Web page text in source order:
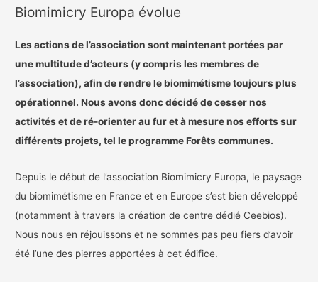
Biomimicry Europa évolue
Les actions de l’association sont maintenant portées par
une multitude d’acteurs (y compris les membres de
l’association), afin de rendre le biomimétisme toujours plus
opérationnel. Nous avons donc décidé de cesser nos
activités et de ré-orienter au fur et à mesure nos efforts sur
différents projets, tel le programme Forêts communes.
Depuis le début de l’association Biomimicry Europa, le paysage
du biomimétisme en France et en Europe s’est bien développé
(notamment à travers la création de centre dédié Ceebios).
Nous nous en réjouissons et ne sommes pas peu fiers d’avoir
été l’une des pierres apportées à cet édifice.